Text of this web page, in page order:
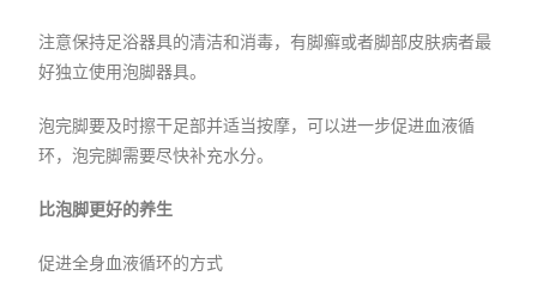
注意保持足浴器具的清洁和消毒，有脚癣或者脚部皮肤病者最
好独立使用泡脚器具。
泡完脚要及时擦干足部并适当按摩，可以进一步促进血液循
环，泡完脚需要尽快补充水分。
比泡脚更好的养生
促进全身血液循环的方式